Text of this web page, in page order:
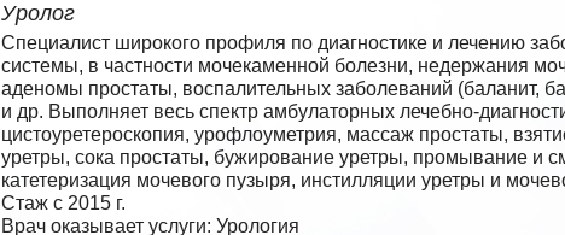
Уролог
Специалист широкого профиля по диагностике и лечению
системы, в частности мочекаменной болезни, недержания
аденомы простаты, воспалительных заболеваний (баланит,
и др. Выполняет весь спектр амбулаторных лечебно-
цистоуретероскопия, урофлоуметрия, массаж простаты,
уретры, сока простаты, бужирование уретры, промывание и
катетеризация мочевого пузыря, инстилляции уретры и
Стаж с 2015 г.
Врач оказывает услуги: Урология